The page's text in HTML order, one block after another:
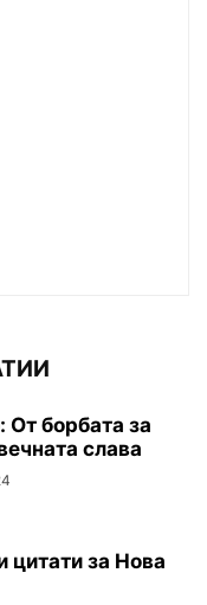
борбата за
слава
за Нова